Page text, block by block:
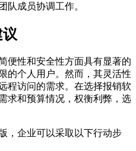
队成员协调工作。
便性和安全性方面具有显著的
的个人用户。然而，其灵活性
程访问的需求。在选择报销软
求和预算情况，权衡利弊，选
，企业可以采取以下行动步